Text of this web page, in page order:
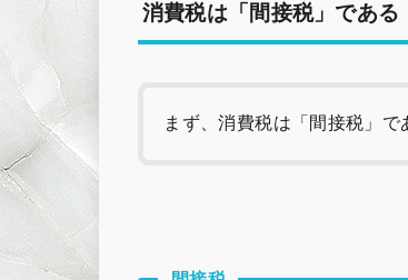
消費税は「間接税」である
まず、消費税は「間接税」で